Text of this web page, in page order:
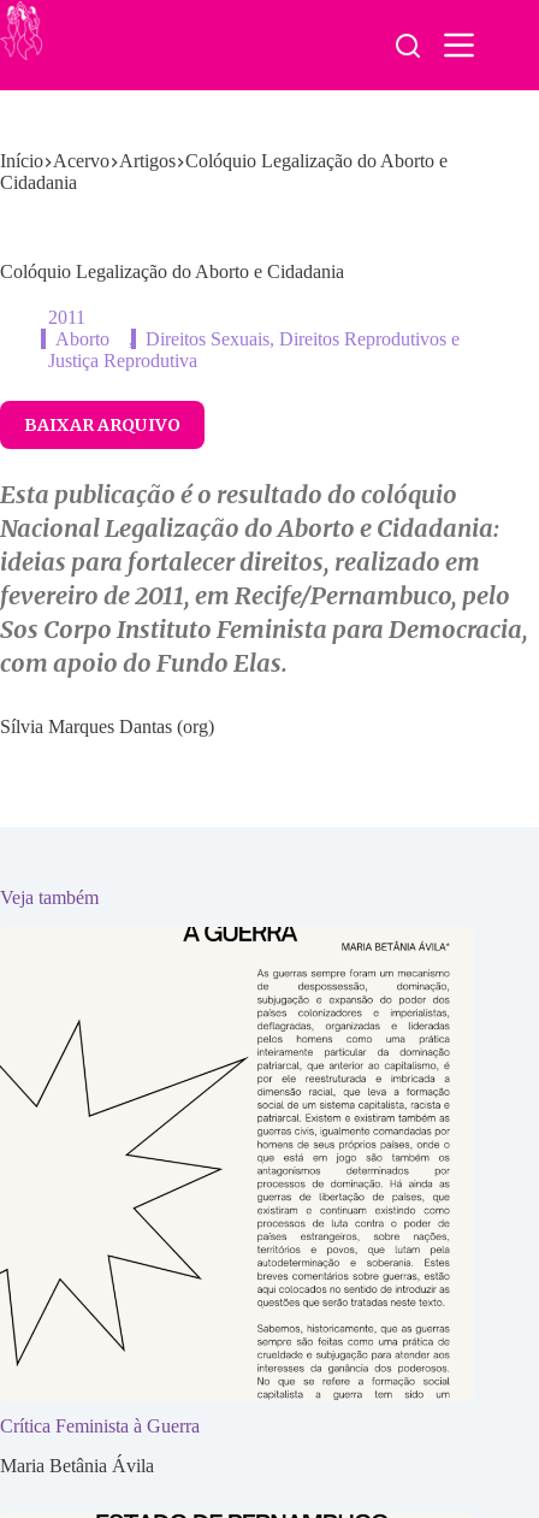
Pular
para
o
Início Acervo Artigos Colóquio Legalização do Aborto e
Cidadania
Colóquio Legalização do Aborto e Cidadania
2011
Aborto
,
Direitos Sexuais, Direitos Reprodutivos e
Justiça Reprodutiva
BAIXAR ARQUIVO
Esta publicação é o resultado do colóquio
Nacional Legalização do Aborto e Cidadania:
ideias para fortalecer direitos, realizado em
fevereiro de 2011, em Recife/Pernambuco, pelo
Sos Corpo Instituto Feminista para Democracia,
com apoio do Fundo Elas.
Sílvia Marques Dantas (org)
Veja também
Crítica Feminista à Guerra
Maria Betânia Ávila